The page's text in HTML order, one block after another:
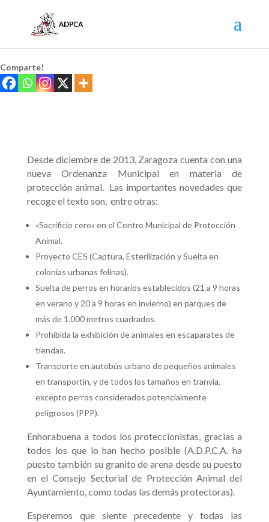
Comparte!
Desde diciembre de 2013, Zaragoza cuenta con una
nueva Ordenanza Municipal en materia de
protección animal. Las importantes novedades que
recoge el texto son, entre otras:
«Sacrificio cero» en el Centro Municipal de Protección
Animal.
Proyecto CES (Captura, Esterilización y Suelta en
colonias urbanas felinas).
Suelta de perros en horarios establecidos (21 a 9 horas
en verano y 20 a 9 horas en invierno) en parques de
más de 1.000 metros cuadrados.
Prohibida la exhibición de animales en escaparates de
tiendas.
Transporte en autobús urbano de pequeños animales
en transportín, y de todos los tamaños en tranvía,
excepto perros considerados potencialmente
peligrosos (PPP).
Enhorabuena a todos los proteccionistas, gracias a
todos los que lo han hecho posible (A.D.P.C.A. ha
puesto también su granito de arena desde su puesto
en el Consejo Sectorial de Protección Animal del
Ayuntamiento, como todas las demás protectoras).
Esperemos que siente precedente y todas las